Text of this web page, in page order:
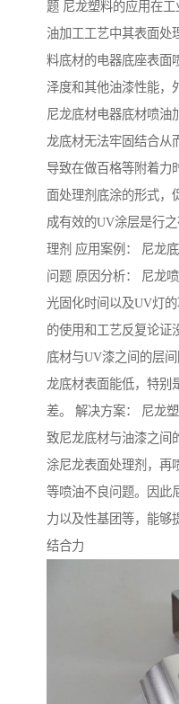
题 尼龙塑料的应用在
油加工工艺中其表面处
料底材的电器底座表面
泽度和其他油漆性能，
尼龙底材电器底材喷油
龙底材无法牢固结合从
导致在做百格等附着力
面处理剂底涂的形式，
成有效的UV涂层是行
理剂 应用案例： 尼龙
问题 原因分析： 尼龙
光固化时间以及UV灯
的使用和工艺反复论证
底材与UV漆之间的层
龙底材表面能低，特别
差。 解决方案： 尼龙
致尼龙底材与油漆之间
涂尼龙表面处理剂，再
等喷油不良问题。因此
力以及性基团等，能够
结合力